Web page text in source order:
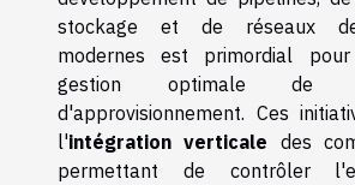
stockage et de réseaux
modernes est primordial
gestion optimale de
d'approvisionnement. Ces
l'intégration verticale des
permettant de contrôler